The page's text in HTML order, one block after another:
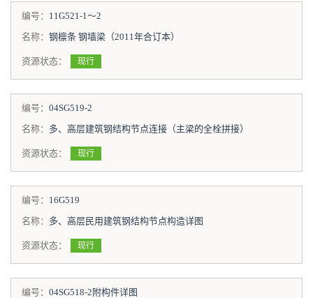
编号： 11G521-1～2
名称： 钢檩条 钢墙梁（2011年合订本）
资源状态： 现行
编号： 04SG519-2
名称： 多、高层建筑钢结构节点连接（主梁的全栓拼接）
资源状态： 现行
编号： 16G519
名称： 多、高层民用建筑钢结构节点构造详图
资源状态： 现行
编号： 04SG518-2附构件详图